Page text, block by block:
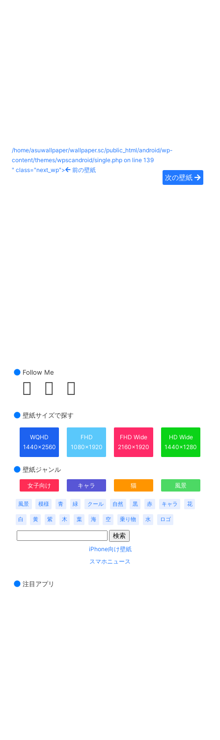
/home/asuwallpaper/wallpaper.sc/public_html/android/wp-
content/themes/wpscandroid/single.php on line 139
" class="next_wp">
前の壁紙
次の壁紙
Follow Me
壁紙サイズで探す
WQHD
1440x2560
FHD
1080x1920
FHD Wide
2160x1920
HD Wide
1440x1280
壁紙ジャンル
女子向け キャラ 猫 風景
風景 模様 青 緑 クール 自然 黒 赤 キャラ 花
白 黄 紫 木 葉 海 空 乗り物 水 ロゴ
iPhone向け壁紙
スマホニュース
注目アプリ